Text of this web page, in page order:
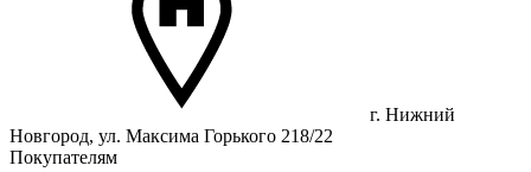
г. Нижний
Новгород, ул. Максима Горького 218/22
Покупателям